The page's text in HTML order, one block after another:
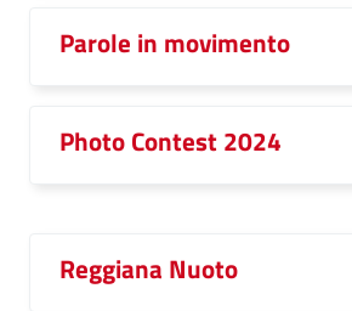
Parole in movimento
Photo Contest 2024
Reggiana Nuoto